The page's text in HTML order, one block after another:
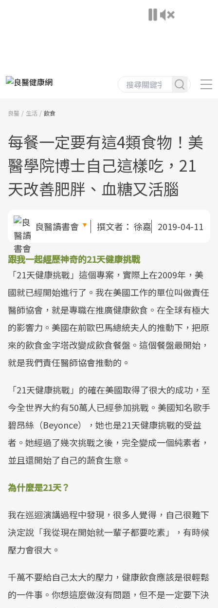
良醫 生活 飲食
每餐一定要有這4類食物！美
醫學院博士自己這樣吃，21
天改善肥胖、血糖又活腦
良醫讀書會 撰文者： 徐嘉 2019-04-11
跟我一起經歷神奇的21天健康挑戰
「21天健康挑戰」這個專案，實際上在2009年，美
國就已經開始進行了。我在美國工作的單位叫做責任
醫師協會，就是專職在推廣健康飲食。在全球有極大
的影響力。美國在前歐巴馬總統夫人的推動下，把原
來的飲食金字塔改變成飲食餐盤。這個餐盤最開始，
就是我們責任醫師協會推動的。
「21天健康挑戰」的確在美國取得了很大的成功，至
今全世界大約有50萬人已經參加挑戰。美國知名歌手
碧昂絲（Beyonce），她也是21天健康挑戰的受益
者。她經過了幾次挑戰之後，完全變成一個純素者，
並且還開始了自己的蔬食生意。
為什麼是21天？
我在巡迴演講過程中發現，很多人覺得，自己很難下
決定說「我從現在開始就一輩子都要吃素」，有時候
壓力會很大。
千萬不要給自己太大的壓力，健康飲食應該是很輕鬆
的一件事。你想這麼做沒有問題，但不是一定要下決